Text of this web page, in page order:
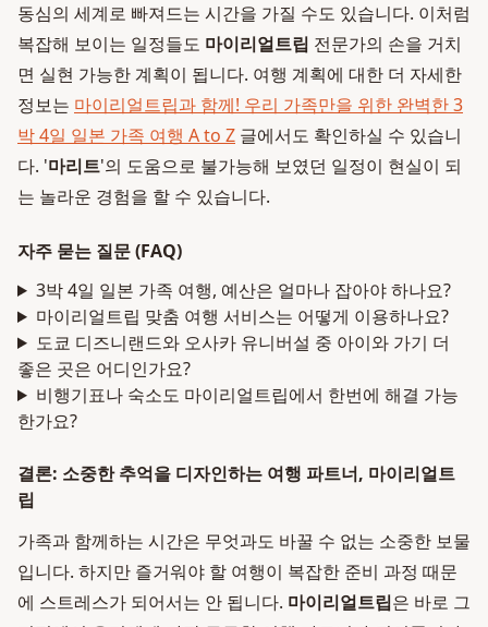
동심의 세계로 빠져드는 시간을 가질 수도 있습니다. 이처럼
복잡해 보이는 일정들도 마이리얼트립 전문가의 손을 거치
면 실현 가능한 계획이 됩니다. 여행 계획에 대한 더 자세한
정보는 마이리얼트립과 함께! 우리 가족만을 위한 완벽한 3
박 4일 일본 가족 여행 A to Z 글에서도 확인하실 수 있습니
다. '마리트'의 도움으로 불가능해 보였던 일정이 현실이 되
는 놀라운 경험을 할 수 있습니다.
자주 묻는 질문 (FAQ)
3박 4일 일본 가족 여행, 예산은 얼마나 잡아야 하나요?
마이리얼트립 맞춤 여행 서비스는 어떻게 이용하나요?
도쿄 디즈니랜드와 오사카 유니버설 중 아이와 가기 더
좋은 곳은 어디인가요?
비행기표나 숙소도 마이리얼트립에서 한번에 해결 가능
한가요?
결론: 소중한 추억을 디자인하는 여행 파트너, 마이리얼트
립
가족과 함께하는 시간은 무엇과도 바꿀 수 없는 소중한 보물
입니다. 하지만 즐거워야 할 여행이 복잡한 준비 과정 때문
에 스트레스가 되어서는 안 됩니다. 마이리얼트립은 바로 그